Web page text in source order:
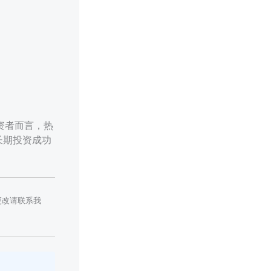
者而言，热
投资成功
请联系我